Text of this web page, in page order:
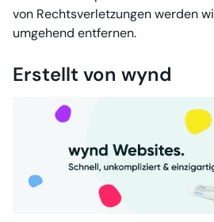
von Rechtsverletzungen werden
umgehend entfernen.
Erstellt von wynd